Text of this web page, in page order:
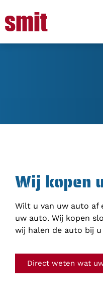
Wij kopen
Wilt u van uw auto af
uw auto. Wij kopen
wij halen de auto bij u
Direct weten wat